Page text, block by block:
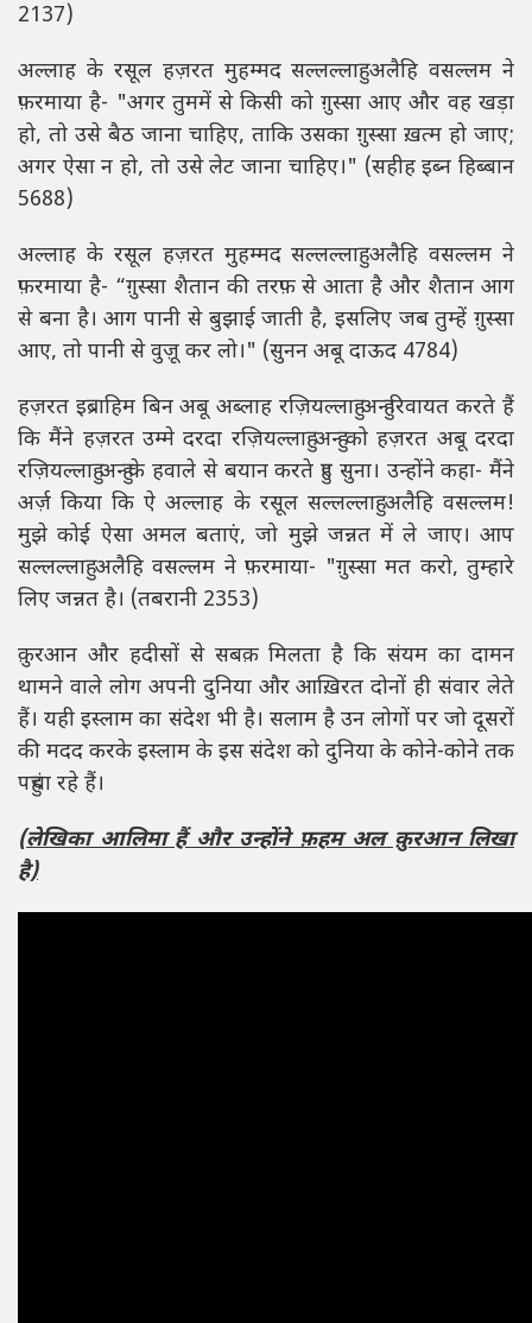
2137)
अल्लाह के रसूल हज़रत मुहम्मद सल्लल्लाहु अलैहि वसल्लम ने
फ़रमाया है- "अगर तुममें से किसी को ग़ुस्सा आए और वह खड़ा
हो, तो उसे बैठ जाना चाहिए, ताकि उसका ग़ुस्सा ख़त्म हो जाए;
अगर ऐसा न हो, तो उसे लेट जाना चाहिए।" (सहीह इब्न हिब्बान
5688)
अल्लाह के रसूल हज़रत मुहम्मद सल्लल्लाहु अलैहि वसल्लम ने
फ़रमाया है- “ग़ुस्सा शैतान की तरफ़ से आता है और शैतान आग
से बना है। आग पानी से बुझाई जाती है, इसलिए जब तुम्हें ग़ुस्सा
आए, तो पानी से वुज़ू कर लो।" (सुनन अबू दाऊद 4784)
हज़रत इब्राहिम बिन अबू अब्लाह रज़ियल्लाहु अन्हु रिवायत करते हैं
कि मैंने हज़रत उम्मे दरदा रज़ियल्लाहु अन्हु को हज़रत अबू दरदा
रज़ियल्लाहु अन्हु के हवाले से बयान करते हुए सुना। उन्होंने कहा- मैंने
अर्ज़ किया कि ऐ अल्लाह के रसूल सल्लल्लाहु अलैहि वसल्लम!
मुझे कोई ऐसा अमल बताएं, जो मुझे जन्नत में ले जाए। आप
सल्लल्लाहु अलैहि वसल्लम ने फ़रमाया- "ग़ुस्सा मत करो, तुम्हारे
लिए जन्नत है। (तबरानी 2353)
क़ुरआन और हदीसों से सबक़ मिलता है कि संयम का दामन
थामने वाले लोग अपनी दुनिया और आख़िरत दोनों ही संवार लेते
हैं। यही इस्लाम का संदेश भी है। सलाम है उन लोगों पर जो दूसरों
की मदद करके इस्लाम के इस संदेश को दुनिया के कोने-कोने तक
पहुंचा रहे हैं।
(लेखिका आलिमा हैं और उन्होंने फ़हम अल क़ुरआन लिखा
है)